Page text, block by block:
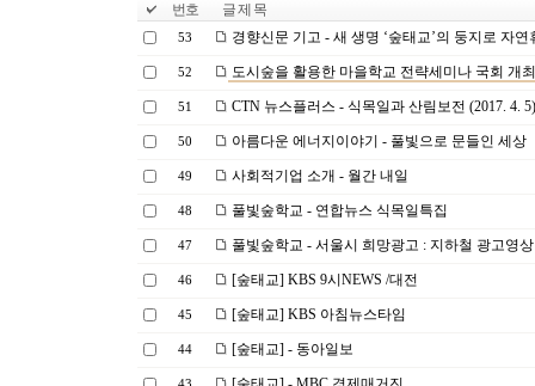
번호 글 제 목
53 경향신문 기고 - 새 생명 ‘숲태교’의 둥지로 자
52 도시숲을 활용한 마을학교 전략세미나 국회 개최
51 CTN 뉴스플러스 - 식목일과 산림보전 (2017. 4. 5)
50 아름다운 에너지이야기 - 풀빛으로 문들인 세상
49 사회적기업 소개 - 월간 내일
48 풀빛숲학교 - 연합뉴스 식목일특집
47 풀빛숲학교 - 서울시 희망광고 : 지하철 광고영상
46 [숲태교] KBS 9시NEWS /대전
45 [숲태교] KBS 아침뉴스타임
44 [숲태교] - 동아일보